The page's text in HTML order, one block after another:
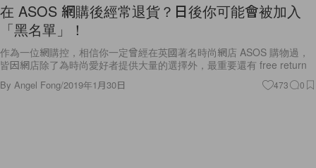
在 ASOS 網購後經常退貨？日後你可能會被加入
「黑名單」！
作為一位網購控，相信你一定曾經在英國著名時尚網店 ASOS 購物過，
皆因網店除了為時尚愛好者提供大量的選擇外，最重要還有 free return
By Angel Fong/2019年1月30日 473 0